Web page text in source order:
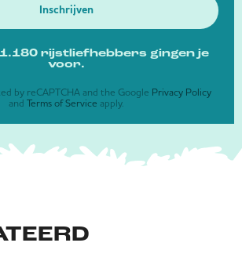
Inschrijven
rijstliefhebbers gingen je
voor.
by reCAPTCHA and the Google Privacy Policy
and Terms of Service apply.